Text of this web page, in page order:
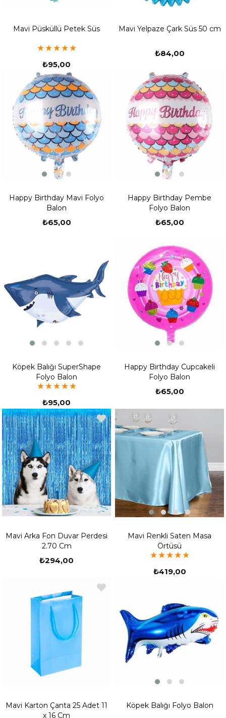
Mavi Püsküllü Petek Süs
★★★★★
₺95,00
Mavi Yelpaze Çark Süs 50 cm
₺84,00
Happy Birthday Mavi Folyo
Balon
₺65,00
Happy Birthday Pembe
Folyo Balon
₺65,00
Köpek Balığı SuperShape
Folyo Balon
★★★★★
₺95,00
Happy Birthday Cupcakeli
Folyo Balon
₺65,00
Mavi Arka Fon Duvar Perdesi
2.70 Cm
₺294,00
Mavi Renkli Saten Masa
Örtüsü
★★★★★
₺419,00
Mavi Karton Çanta 25 Adet 11
x 16 Cm
Köpek Balığı Folyo Balon